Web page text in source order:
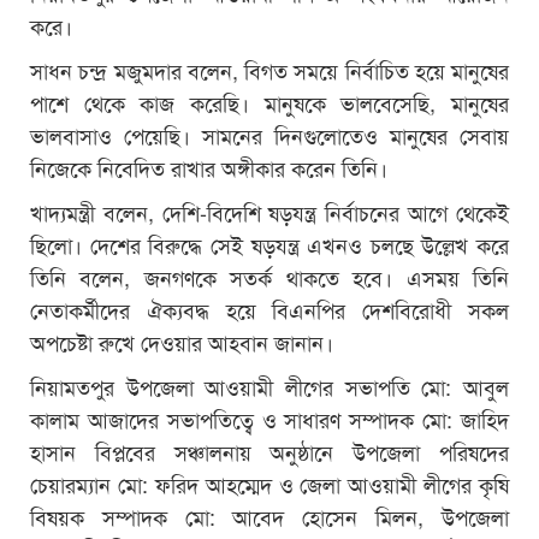
করে।
সাধন চন্দ্র মজুমদার বলেন, বিগত সময়ে নির্বাচিত হয়ে মানুষের
পাশে থেকে কাজ করেছি। মানুষকে ভালবেসেছি, মানুষের
ভালবাসাও পেয়েছি। সামনের দিনগুলোতেও মানুষের সেবায়
নিজেকে নিবেদিত রাখার অঙ্গীকার করেন তিনি।
খাদ্যমন্ত্রী বলেন, দেশি-বিদেশি ষড়যন্ত্র নির্বাচনের আগে থেকেই
ছিলো। দেশের বিরুদ্ধে সেই ষড়যন্ত্র এখনও চলছে উল্লেখ করে
তিনি বলেন, জনগণকে সতর্ক থাকতে হবে। এসময় তিনি
নেতাকর্মীদের ঐক্যবদ্ধ হয়ে বিএনপির দেশবিরোধী সকল
অপচেষ্টা রুখে দেওয়ার আহবান জানান।
নিয়ামতপুর উপজেলা আওয়ামী লীগের সভাপতি মো: আবুল
কালাম আজাদের সভাপতিত্বে ও সাধারণ সম্পাদক মো: জাহিদ
হাসান বিপ্লবের সঞ্চালনায় অনুষ্ঠানে উপজেলা পরিষদের
চেয়ারম্যান মো: ফরিদ আহম্মেদ ও জেলা আওয়ামী লীগের কৃষি
বিষয়ক সম্পাদক মো: আবেদ হোসেন মিলন, উপজেলা